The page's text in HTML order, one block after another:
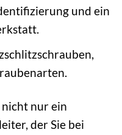
und ein
nur ein
der Sie bei